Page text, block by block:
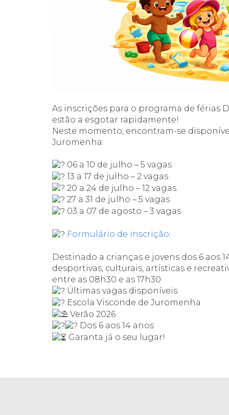
As inscrições para o programa de férias
estão a esgotar rapidamente!
Neste momento, encontram-se
Juromenha:
06 a 10 de julho – 5 vagas
13 a 17 de julho – 2 vagas
20 a 24 de julho – 12 vagas
27 a 31 de julho – 5 vagas
03 a 07 de agosto – 3 vagas
Formulário de inscrição:
Destinado a crianças e jovens dos 6 aos
desportivas, culturais, artísticas e
entre as 08h30 e as 17h30.
Últimas vagas disponíveis
Escola Visconde de Juromenha
Verão 2026
Dos 6 aos 14 anos
Garanta já o seu lugar!